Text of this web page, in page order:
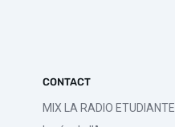
CONTACT
MIX LA RADIO ETUDIANTE